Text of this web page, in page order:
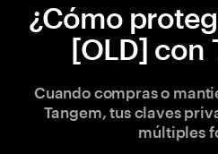
¿Cómo
[OLD] con
Cuando compras o
Tangem, tus claves
múltiples